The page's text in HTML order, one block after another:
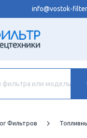
info@vostok-
Фильтров